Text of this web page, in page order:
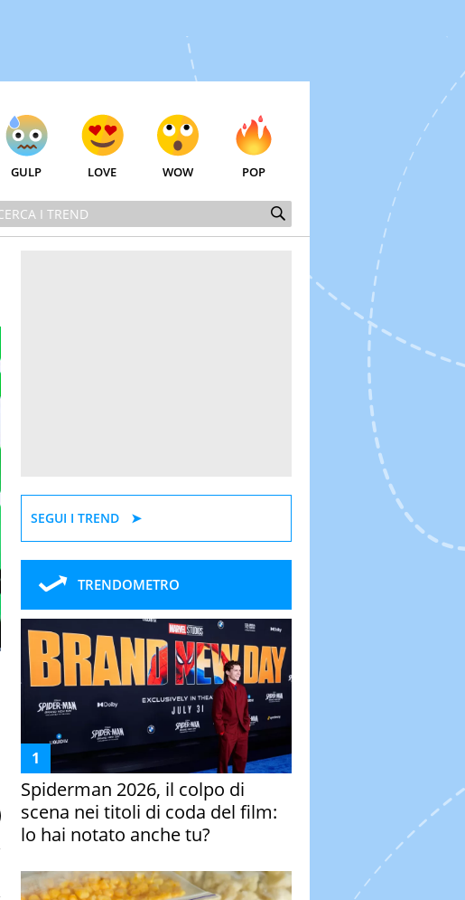
GULP LOVE WOW POP
SEGUI I TREND
TRENDOMETRO
Spiderman 2026, il colpo di
scena nei titoli di coda del film:
lo hai notato anche tu?